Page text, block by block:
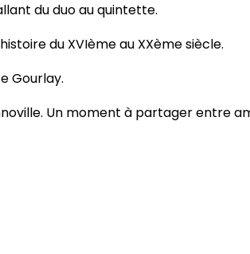
du duo au quintette.
du XVIème au XXème siècle.
Gourlay.
Un moment à partager entre